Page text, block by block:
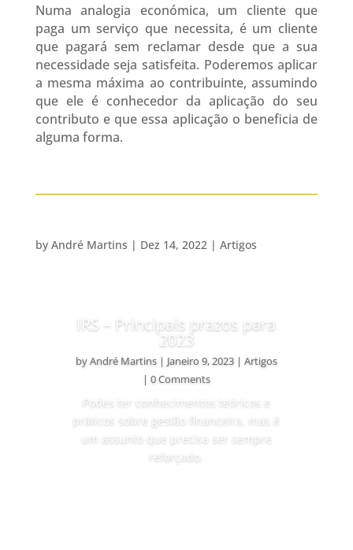
Numa analogia económica, um cliente que
paga um serviço que necessita, é um cliente
que pagará sem reclamar desde que a sua
necessidade seja satisfeita. Poderemos aplicar
a mesma máxima ao contribuinte, assumindo
que ele é conhecedor da aplicação do seu
contributo e que essa aplicação o beneficia de
alguma forma.
by André Martins | Dez 14, 2022 | Artigos
IRS – Principais prazos para
2023
byAndré Martins| Janeiro 9, 2023| Artigos
| 0 Comments
Podes ter conhecimentos teóricos e
práticos sobre gestão financeira, mas é
um assunto que precisa ser sempre
reforçado.